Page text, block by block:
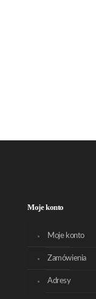
Moje konto
Moje konto
Zamówienia
Adresy